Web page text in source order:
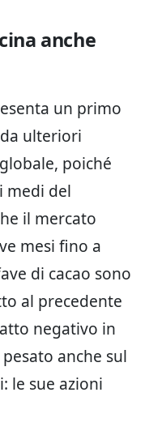
anche
un primo
ulteriori
poiché
medi del
il mercato
mesi fino a
di cacao sono
al precedente
negativo in
anche sul
le sue azioni